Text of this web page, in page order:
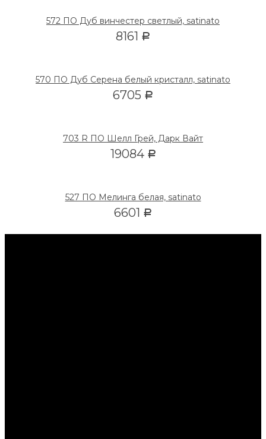
572 ПО Дуб винчестер светлый, satinato
8161 Р
570 ПО Дуб Серена белый кристалл, satinato
6705 Р
703 R ПО Шелл Грей, Дарк Вайт
19084 Р
527 ПО Мелинга белая, satinato
6601 Р